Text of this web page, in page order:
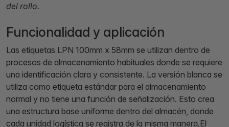
del rollo.
Funcionalidad y aplicación
Las etiquetas LPN 100mm x 58mm se utilizan dentro de
procesos de almacenamiento habituales donde se requiere
una identificación clara y consistente. La versión blanca se
utiliza como etiqueta estándar para el almacenamiento
normal y no tiene una función de señalización. Esto crea
una estructura base uniforme dentro del almacén, donde
cada unidad logística se registra de la misma manera.El